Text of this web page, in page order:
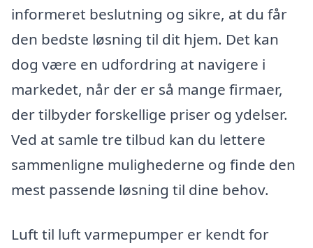
informeret beslutning og sikre, at du får
den bedste løsning til dit hjem. Det kan
dog være en udfordring at navigere i
markedet, når der er så mange firmaer,
der tilbyder forskellige priser og ydelser.
Ved at samle tre tilbud kan du lettere
sammenligne mulighederne og finde den
mest passende løsning til dine behov.
Luft til luft varmepumper er kendt for